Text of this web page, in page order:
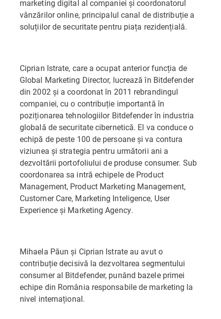
marketing digital al companiei și coordonatorul
vânzărilor online, principalul canal de distribuție a
soluțiilor de securitate pentru piața rezidențială.
Ciprian Istrate, care a ocupat anterior funcția de
Global Marketing Director, lucrează în Bitdefender
din 2002 și a coordonat în 2011 rebrandingul
companiei, cu o contribuție importantă în
poziționarea tehnologiilor Bitdefender în industria
globală de securitate cibernetică. El va conduce o
echipă de peste 100 de persoane și va contura
viziunea și strategia pentru următorii ani a
dezvoltării portofoliului de produse consumer. Sub
coordonarea sa intră echipele de Product
Management, Product Marketing Management,
Customer Care, Marketing Inteligence, User
Experience și Marketing Agency.
Mihaela Păun și Ciprian Istrate au avut o
contribuție decisivă la dezvoltarea segmentului
consumer al Bitdefender, punând bazele primei
echipe din România responsabile de marketing la
nivel internațional.